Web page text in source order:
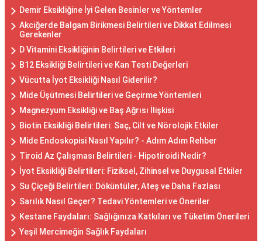
Demir Eksikliğine İyi Gelen Besinler ve Yöntemler
Akciğerde Balgam Birikmesi Belirtileri ve Dikkat Edilmesi
Gerekenler
D Vitamini Eksikliğinin Belirtileri ve Etkileri
B12 Eksikliği Belirtileri ve Kan Testi Değerleri
Vücutta İyot Eksikliği Nasıl Giderilir?
Mide Üşütmesi Belirtileri ve Geçirme Yöntemleri
Magnezyum Eksikliği ve Baş Ağrısı İlişkisi
Biotin Eksikliği Belirtileri: Saç, Cilt ve Nörolojik Etkiler
Mide Endoskopisi Nasıl Yapılır? - Adım Adım Rehber
Tiroid Az Çalışması Belirtileri - Hipotiroidi Nedir?
İyot Eksikliği Belirtileri: Fiziksel, Zihinsel ve Duygusal Etkiler
Su Çiçeği Belirtileri: Döküntüler, Ateş ve Daha Fazlası
Sarılık Nasıl Geçer? Tedavi Yöntemleri ve Öneriler
Kestane Faydaları: Sağlığınıza Katkıları ve Tüketim Önerileri
Yeşil Mercimeğin Sağlık Faydaları